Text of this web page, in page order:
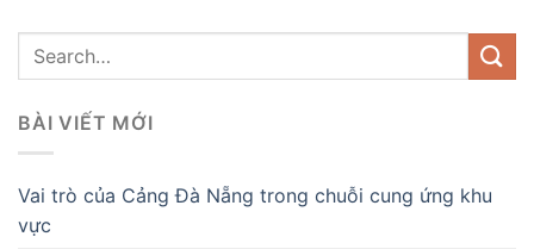
BÀI VIẾT MỚI
Vai trò của Cảng Đà Nẵng trong chuỗi cung ứng khu
vực